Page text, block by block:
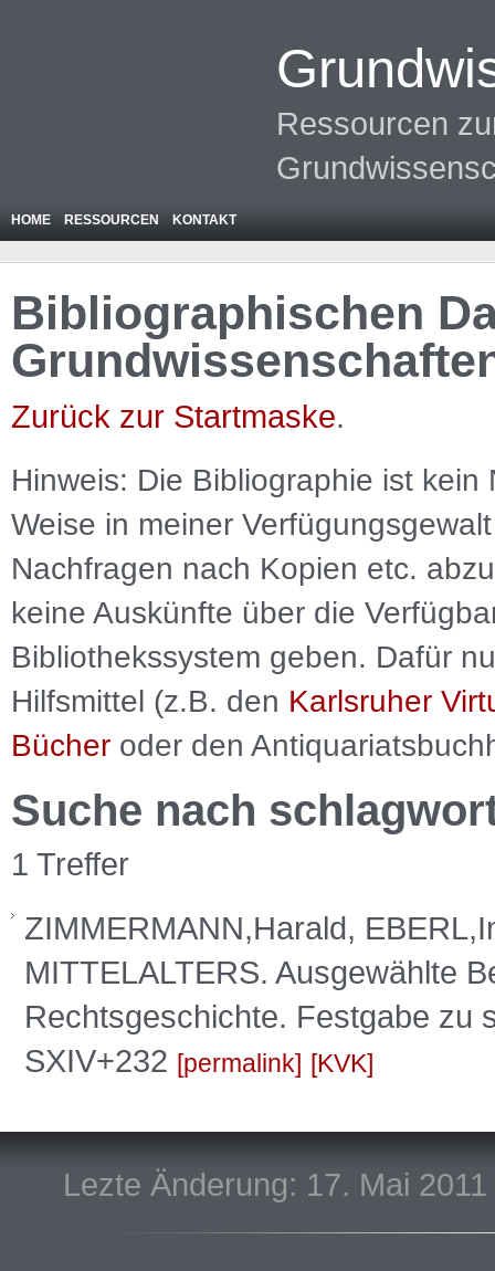
Ressourcen
HOME RESSOURCEN KONTAKT
Bibliographischen
Zurück zur Startmaske.
Hinweis: Die Bibliographie ist kein
Weise in meiner
Nachfragen nach Kopien etc.
keine Auskünfte über die
Bibliothekssystem geben. Dafür
Hilfsmittel (z.B. den Karlsruher
Bücher oder den
Suche nach
1 Treffer
ZIMMERMANN,Harald,
MITTELALTERS. Ausgewählte
Rechtsgeschichte. Festgabe zu
SXIV+232 permalink KVK
Lezte Änderung: 17. Mai